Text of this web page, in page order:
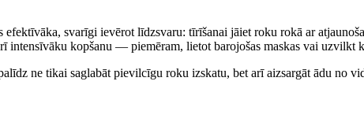
efektīvāka, svarīgi ievērot līdzsvaru: tīrīšanai jāiet roku rokā ar
intensīvāku kopšanu — piemēram, lietot barojošas maskas vai uzvilkt
ne tikai saglabāt pievilcīgu roku izskatu, bet arī aizsargāt ādu no